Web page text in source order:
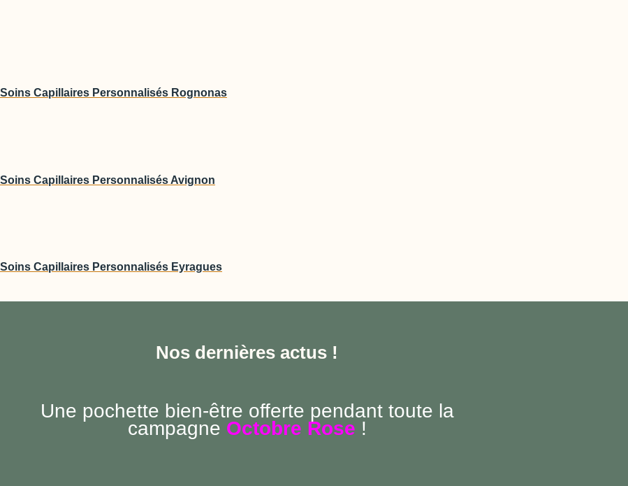
Soins Capillaires Personnalisés Rognonas
Soins Capillaires Personnalisés Avignon
Soins Capillaires Personnalisés Eyragues
Nos dernières actus !
Une pochette bien-être offerte pendant toute la
campagne Octobre Rose !